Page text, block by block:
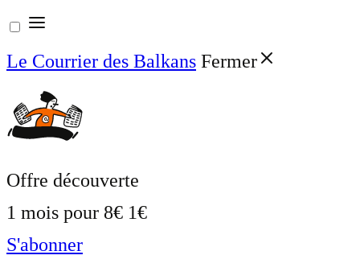
Aller
au
contenu
Le Courrier des Balkans Fermer
Offre découverte
1 mois pour 8€ 1€
S'abonner